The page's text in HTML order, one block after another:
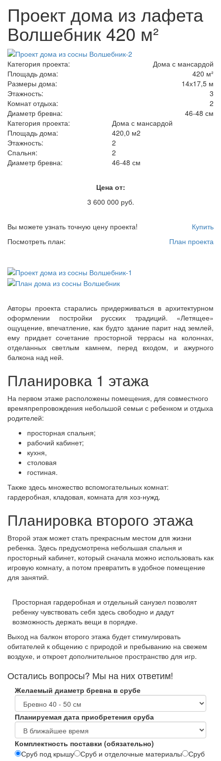
Проект дома из лафета
Волшебник 420 м²
Категория проекта:
Дома с мансардой
Площадь дома:
420 м²
Размеры дома:
14х17,5 м
Этажность:
3
Комнат отдыха:
2
Диаметр бревна:
46-48 см
Категория проекта:
Дома с мансардой
Площадь дома:
420,0 м2
Этажность:
2
Спальня:
2
Диаметр бревна:
46-48 см
Цена от:
3 600 000 руб.
Купить
Вы можете узнать точную цену проекта!
План проекта
Посмотреть план:
Авторы проекта старались придерживаться в архитектурном
оформлении постройки русских традиций. «Летящее»
ощущение, впечатление, как будто здание парит над землей,
ему придает сочетание просторной террасы на колоннах,
отделанных светлым камнем, перед входом, и ажурного
балкона над ней.
Планировка 1 этажа
На первом этаже расположены помещения, для совместного
времяпрепровождения небольшой семьи с ребенком и отдыха
родителей:
просторная спальня;
рабочий кабинет;
кухня,
столовая
гостиная.
Также здесь множество вспомогательных комнат:
гардеробная, кладовая, комната для хоз-нужд.
Планировка второго этажа
Второй этаж может стать прекрасным местом для жизни
ребенка. Здесь предусмотрена небольшая спальня и
просторный кабинет, который сначала можно использовать как
игровую комнату, а потом превратить в удобное помещение
для занятий.
Просторная гардеробная и отдельный санузел позволят
ребенку чувствовать себя здесь свободно и дадут
возможность держать вещи в порядке.
Выход на балкон второго этажа будет стимулировать
обитателей к общению с природой и пребыванию на свежем
воздухе, и откроет дополнительное пространство для игр.
Остались вопросы? Мы на них ответим!
Желаемый диаметр бревна в срубе
Планируемая дата приобретения сруба
Комплектность поставки (обязательно)
Сруб под крышу
Сруб и отделочные материалы
Сруб